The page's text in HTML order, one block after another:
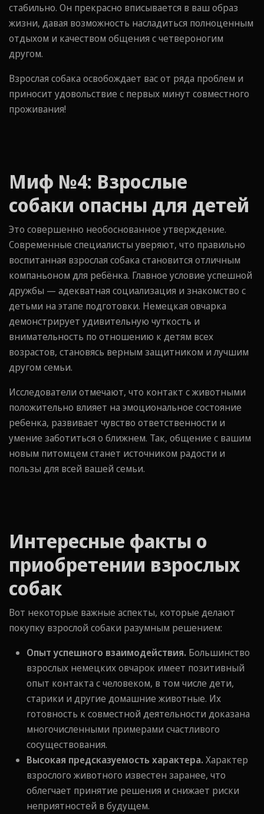
стабильно. Он прекрасно вписывается в ваш образ
жизни, давая возможность насладиться полноценным
отдыхом и качеством общения с четвероногим
другом.
Взрослая собака освобождает вас от ряда проблем и
приносит удовольствие с первых минут совместного
проживания!
Миф №4: Взрослые
собаки опасны для детей
Это совершенно необоснованное утверждение.
Современные специалисты уверяют, что правильно
воспитанная взрослая собака становится отличным
компаньоном для ребёнка. Главное условие успешной
дружбы — адекватная социализация и знакомство с
детьми на этапе подготовки. Немецкая овчарка
демонстрирует удивительную чуткость и
внимательность по отношению к детям всех
возрастов, становясь верным защитником и лучшим
другом семьи.
Исследователи отмечают, что контакт с животными
положительно влияет на эмоциональное состояние
ребенка, развивает чувство ответственности и
умение заботиться о ближнем. Так, общение с вашим
новым питомцем станет источником радости и
пользы для всей вашей семьи.
Интересные факты о
приобретении взрослых
собак
Вот некоторые важные аспекты, которые делают
покупку взрослой собаки разумным решением:
Опыт успешного взаимодействия. Большинство
взрослых немецких овчарок имеет позитивный
опыт контакта с человеком, в том числе дети,
старики и другие домашние животные. Их
готовность к совместной деятельности доказана
многочисленными примерами счастливого
сосуществования.
Высокая предсказуемость характера. Характер
взрослого животного известен заранее, что
облегчает принятие решения и снижает риски
неприятностей в будущем.